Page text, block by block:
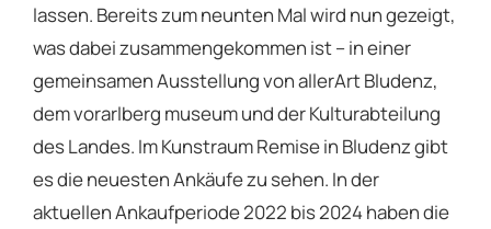
lassen. Bereits zum neunten Mal wird nun gezeigt,
was dabei zusammengekommen ist – in einer
gemeinsamen Ausstellung von allerArt Bludenz,
dem vorarlberg museum und der Kulturabteilung
des Landes. Im Kunstraum Remise in Bludenz gibt
es die neuesten Ankäufe zu sehen. In der
aktuellen Ankaufperiode 2022 bis 2024 haben die